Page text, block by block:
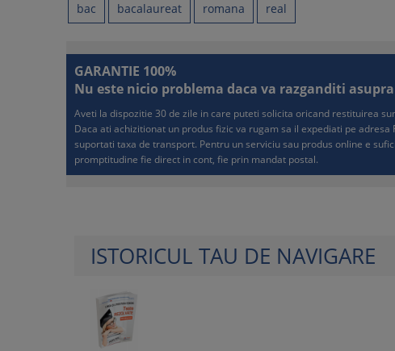
bac bacalaureat romana real
GARANTIE 100%
Nu este nicio problema daca va razganditi
Aveti la dispozitie 30 de zile in care puteti solicita oricand restituirea
Daca ati achizitionat un produs fizic va rugam sa il expediati pe
suportati taxa de transport. Pentru un serviciu sau produs online e
promptitudine fie direct in cont, fie prin mandat postal.
ISTORICUL TAU DE NAVIGARE